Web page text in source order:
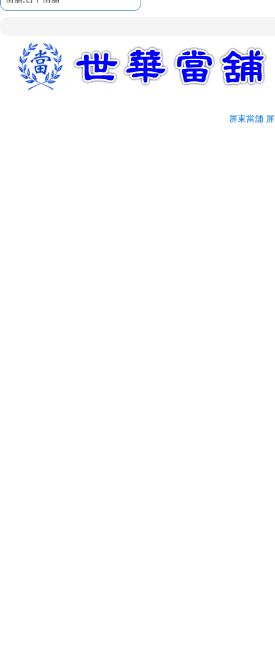
企業融資服務
屏東當舖介紹
屏東汽車借款因快速且方
便，較適合短期週轉
臨時週轉就找屏東汽車借
屏東當舖